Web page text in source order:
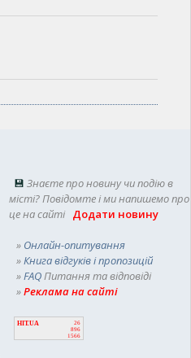
💾 Знаєте про новину чи подію в
місті? Повідомте і ми напишемо про
це на сайті Додати новину
» Онлайн-опитування
» Книга відгуків і пропозицій
» FAQ Питання та відповіді
»Реклама на сайті
HIT.UA
26
896
1566